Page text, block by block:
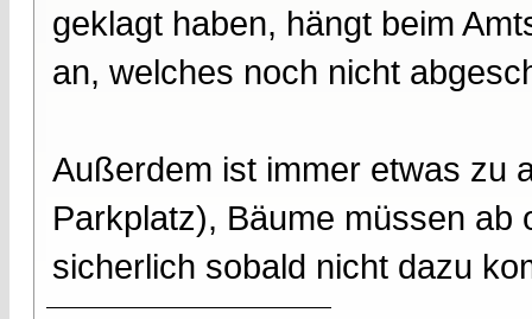
geklagt haben, hängt beim
an, welches noch nicht
Außerdem ist immer etwas zu
Parkplatz), Bäume müssen
sicherlich sobald nicht dazu